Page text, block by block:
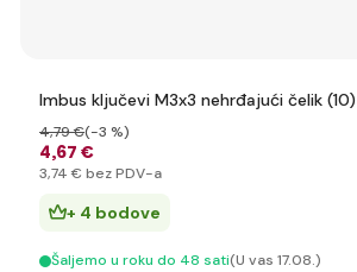
Imbus ključevi M3x3 nehrđajući čelik (10)
4,67 €
4,79 €(-3 %)
3,74 € bez PDV-a
+ 4 bodove
Šaljemo u roku do 48 sati(U vas 17.08.)